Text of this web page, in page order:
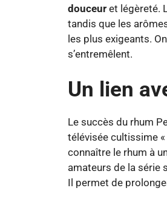
douceur et légèreté.
tandis que les
les plus exigeants.
s’entremêlent.
Un lien
Le succès du rhum
télévisée cultissime
connaître le rhum à
amateurs de la série
Il permet de